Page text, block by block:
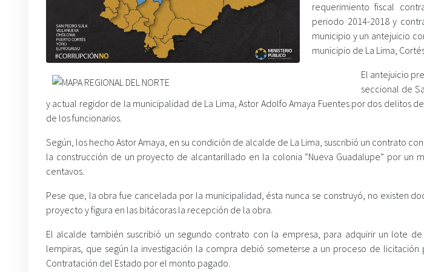
requerimiento fiscal
periodo 2014-2018 y
municipio y un antejuicio
municipio de La Lima,
El antejuicio
seccional de
y actual regidor de la municipalidad de La Lima, Astor Adolfo Amaya Fuentes por dos delitos
de los funcionarios.
Según, los hecho Astor Amaya, en su condición de alcalde de La Lima, suscribió un contrato
la construcción de un proyecto de alcantarillado en la colonia “Nueva Guadalupe” por un
centavos.
Pese que, la obra fue cancelada por la municipalidad, ésta nunca se construyó, no existen
proyecto y figura en las bitácoras la recepción de la obra.
El alcalde también suscribió un segundo contrato con la empresa, para adquirir un lote
lempiras, que según la investigación la compra debió someterse a un proceso de
Contratación del Estado por el monto pagado.